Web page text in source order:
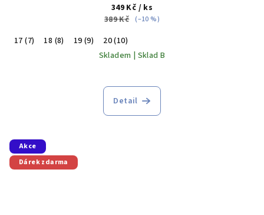
349 Kč / ks
389 Kč (–10 %)
17 (7) 18 (8) 19 (9)
20 (10)
Skladem | Sklad B
Detail
Akce
Dárek zdarma